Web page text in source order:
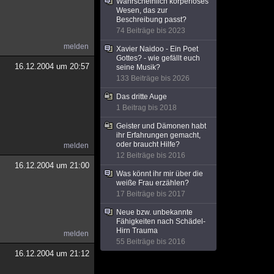
melden
16.12.2004 um 20:57
melden
16.12.2004 um 21:00
melden
16.12.2004 um 21:12
Wesen, das zur
Beschreibung passt?
74 Beiträge bis 2023
Xavier Naidoo - Ein Poet
Gottes? - wie gefällt euch
seine Musik?
133 Beiträge bis 2026
Das dritte Auge
1 Beitrag bis 2018
Geister und Dämonen habt
ihr Erfahrungen gemacht,
oder braucht Hilfe?
12 Beiträge bis 2016
Was könnt ihr mir über die
weiße Frau erzählen?
17 Beiträge bis 2017
Neue bzw. unbekannte
Fähigkeiten nach Schädel-
Hirn Trauma
55 Beiträge bis 2016